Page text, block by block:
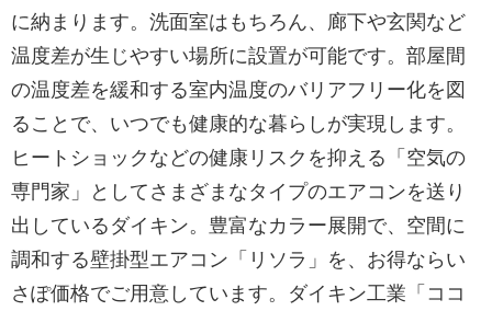
に納まります。洗面室はもちろん、廊下や玄関など
温度差が生じやすい場所に設置が可能です。部屋間
の温度差を緩和する室内温度のバリアフリー化を図
ることで、いつでも健康的な暮らしが実現します。
ヒートショックなどの健康リスクを抑える「空気の
専門家」としてさまざまなタイプのエアコンを送り
出しているダイキン。豊富なカラー展開で、空間に
調和する壁掛型エアコン「リソラ」を、お得ならい
さぽ価格でご用意しています。ダイキン工業「ココ